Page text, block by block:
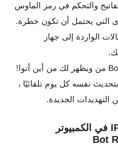
والتحكم في رمز الماوس
التي يحتمل أن تكون خطرة.
الواردة إلى جهاز
يقوم Bot Revolt بتحديث نفسه كل يوم تلقائيًا ،
الجديدة.
خطوات منع عناوين IP في الكمبيوتر